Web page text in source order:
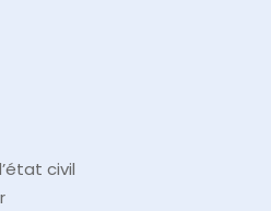
civil